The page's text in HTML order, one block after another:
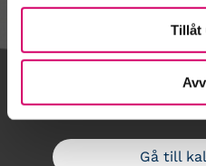
Tillåt
Gå till